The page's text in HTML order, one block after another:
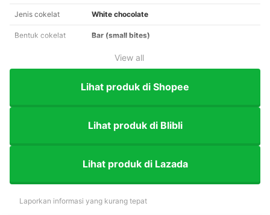
Jenis cokelat White chocolate
Bentuk cokelat Bar (small bites)
View all
Lihat produk di Shopee
Lihat produk di Blibli
Lihat produk di Lazada
Laporkan informasi yang kurang tepat